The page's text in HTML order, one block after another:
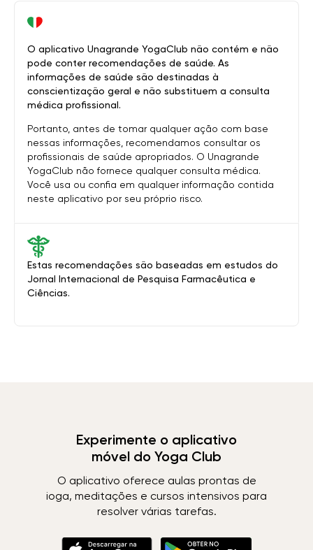
Estas recomendações são baseadas em estudos do
Jornal Internacional de Pesquisa Farmacêutica e
Ciências.
O aplicativo Unagrande YogaClub não contém e não
pode conter recomendações de saúde. As
informações de saúde são destinadas à
conscientização geral e não substituem a consulta
médica profissional.
Portanto, antes de tomar qualquer ação com base
nessas informações, recomendamos consultar os
profissionais de saúde apropriados. O Unagrande
YogaClub não fornece qualquer consulta médica.
Você usa ou confia em qualquer informação contida
neste aplicativo por seu próprio risco.
Experimente o aplicativo
móvel do Yoga Club
O aplicativo oferece aulas prontas de
ioga, meditações e cursos intensivos para
resolver várias tarefas.